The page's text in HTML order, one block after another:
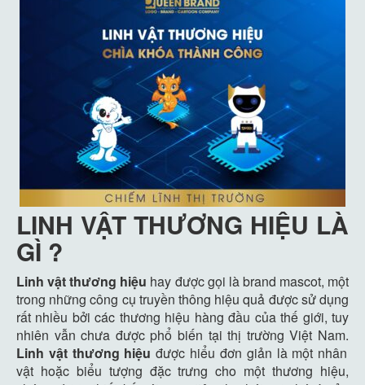
LINH VẬT THƯƠNG HIỆU LÀ
GÌ ?
Linh vật thương hiệu hay được gọi là brand mascot, một
trong những công cụ truyền thông hiệu quả được sử dụng
rất nhiều bởi các thương hiệu hàng đầu của thế giới, tuy
nhiên vẫn chưa được phổ biến tại thị trường Việt Nam.
Linh vật thương hiệu được hiểu đơn giản là một nhân
vật hoặc biểu tượng đặc trưng cho một thương hiệu,